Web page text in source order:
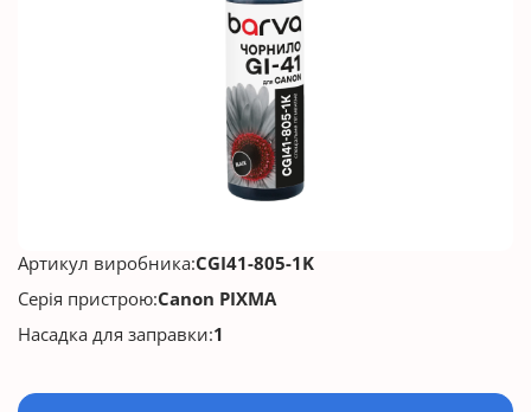
Артикул виробника:CGI41-805-1K
Серія пристрою:Canon PIXMA
Насадка для заправки:1